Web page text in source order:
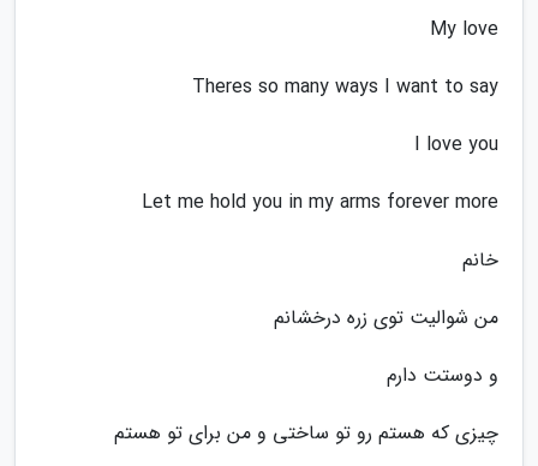
My love
Theres so many ways I want to say
I love you
Let me hold you in my arms forever more
خانم
من شوالیت توی زره درخشانم
و دوستت دارم
چیزی که هستم رو تو ساختی و من برای تو هستم